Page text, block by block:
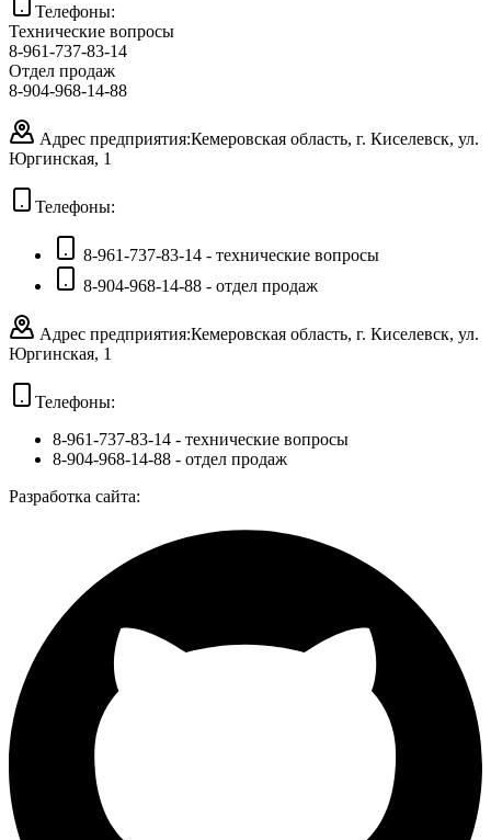
Телефоны:
Технические вопросы
8-961-737-83-14
Отдел продаж
8-904-968-14-88
Адрес предприятия:Кемеровская область, г. Киселевск, ул.
Юргинская, 1
Телефоны:
8-961-737-83-14 - технические вопросы
8-904-968-14-88 - отдел продаж
Адрес предприятия:Кемеровская область, г. Киселевск, ул.
Юргинская, 1
Телефоны:
8-961-737-83-14 - технические вопросы
8-904-968-14-88 - отдел продаж
Разработка сайта: